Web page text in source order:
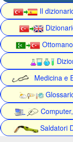
Il
Medicina e
Saldatori